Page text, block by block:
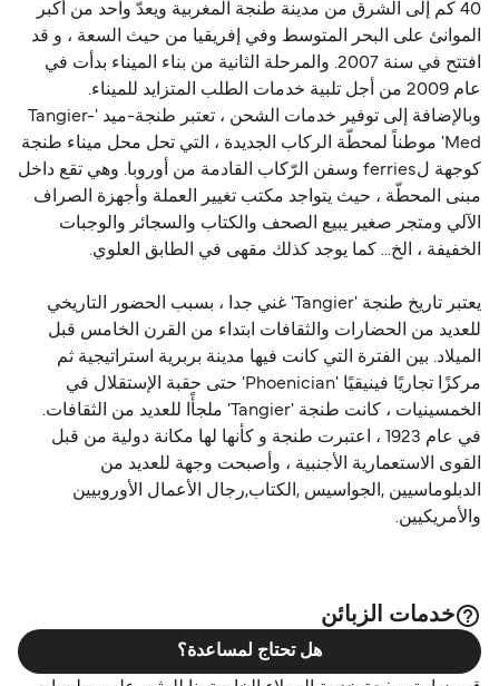
40 كم إلى الشرق من مدينة طنجة المغربية ويعدّ واحد من أكبر
الموانئ على البحر المتوسط ​​وفي إفريقيا من حيث السعة ، و قد
افتتح في سنة 2007. والمرحلة الثانية من بناء الميناء بدأت في
عام 2009 من أجل تلبية خدمات الطلب المتزايد للميناء.
وبالإضافة إلى توفير خدمات الشحن ، تعتبر طنجة-ميد 'Tangier-
Med' موطناً لمحطّة الركاب الجديدة ، التي تحل محل ميناء طنجة
كوجهة لferries وسفن الرّكاب القادمة من أوروبا. وهي تقع داخل
مبنى المحطّة ، حيث يتواجد مكتب تغيير العملة وأجهزة الصراف
الآلي ومتجر صغير يبيع الصحف والكتاب والسجائر والوجبات
الخفيفة ، الخ... كما يوجد كذلك مقهى في الطابق العلوي.
يعتبر تاريخ طنجة 'Tangier' غني جدا ، بسبب الحضور التاريخي
للعديد من الحضارات والثقافات ابتداء من القرن الخامس قبل
الميلاد. بين الفترة التي كانت فيها مدينة بربرية استراتيجية ثم
مركزًا تجاريًا فينيقيًا 'Phoenician' حتى حقبة الإستقلال في
الخمسينيات ، كانت طنجة 'Tangier' ملجأًا للعديد من الثقافات.
في عام 1923 ، اعتبرت طنجة و كأنها لها مكانة دولية من قبل
القوى الاستعمارية الأجنبية ، وأصبحت وجهة للعديد من
الدبلوماسيين ,الجواسيس ,الكتاب,رجال الأعمال الأوروبيين
والأمريكيين.
خدمات الزبائن
هل تحتاج لمساعدة؟